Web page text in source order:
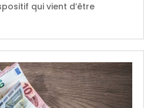
qui vient d’être